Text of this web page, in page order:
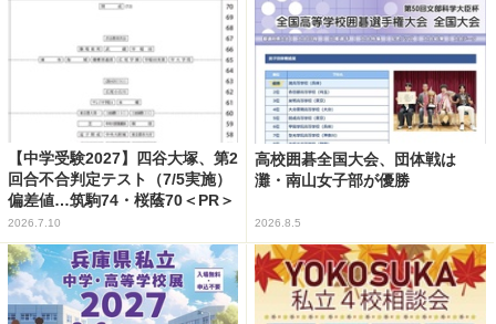
【中学受験2027】四谷大塚、第2
回合不合判定テスト（7/5実施）
偏差値…筑駒74・桜蔭70＜PR＞
2026.7.10
高校囲碁全国大会、団体戦は
灘・南山女子部が優勝
2026.8.5